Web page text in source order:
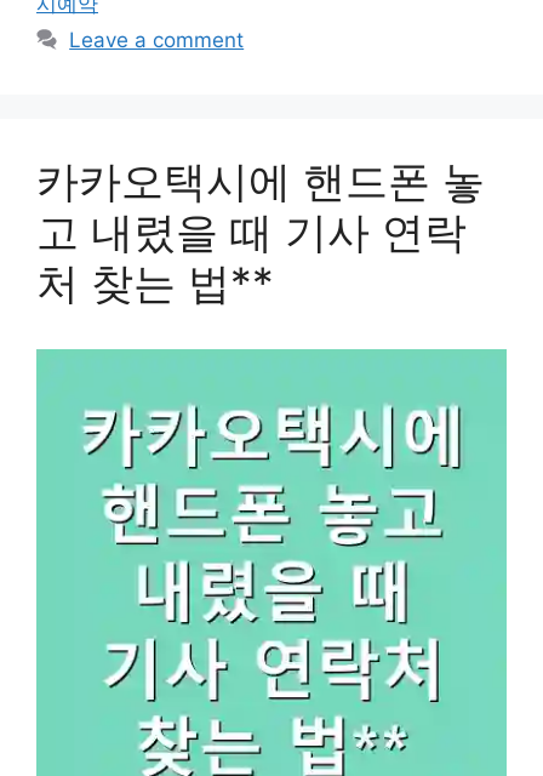
Leave a comment
카카오택시에 핸드폰 놓
고 내렸을 때 기사 연락
처 찾는 법**